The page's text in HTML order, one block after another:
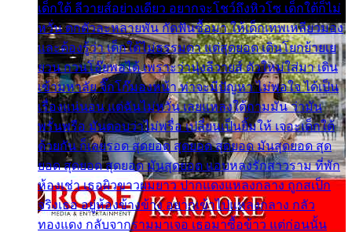
เด็กใต้ ลีวายส์อย่างเดียว อยากจะโชว์ถึงหิวโซ เด็กใต้ก็ไม่
หวั่น ตกตัวละหลายพัน กัดฟันซื้อมา ให้เด็กเทพเหลียวมอง
และต้องรู้ว่า เด็กใต้ไม่ธรรมดา แต่สุดยอด เดินโยกย้ายเย
ยวน กวนโอ๊ยพอได้ เพราะว่านุ่งลีวายส์ ตัวใหม่ใส่มา เดิน
เข้ามหาลัย จิ๊กโก๊มองหน้า ท่าจะมีปัญหา ไม่พอใจ ได้เป็น
เรื่องแน่นอน แต่ฉันไม่หวั่น เลยแหลงใต้ถามมัน ว่ามัน
พรั่นพรือ มันตอบว่าไม่พรื่อ เปลี่ยนเป็นยิ้มให้ เจอะเด็กใต้
ด้วยกัน ก็เลยรอด สุดยอด สุดยอด สุดยอด มันสุดยอด สุด
ยอด สุดยอด สุดยอด มันสุดยอด แอบหลงรักสาวราม ที่พัก
ห้องเช่า เธอผิวขาวผมยาว ปากแดงแหลงกลาง ถูกสเป็ก
จริงเธอ อยู่ห้องข้างข้าง อยากเข้าไปแหลงกลาง กลัว
ทองแดง กลับจากรามมาเจอ เธอมาซื้อข้าว แต่ก่อนนั้น